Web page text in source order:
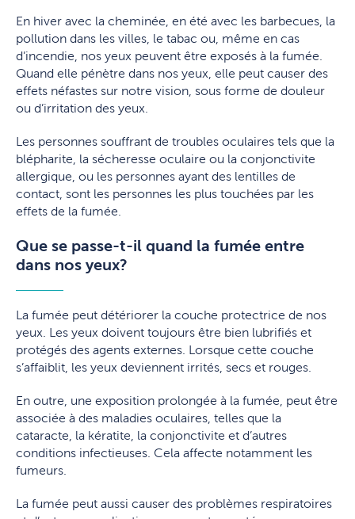
En hiver avec la cheminée, en été avec les barbecues, la
pollution dans les villes, le tabac ou, même en cas
d’incendie, nos yeux peuvent être exposés à la fumée.
Quand elle pénètre dans nos yeux, elle peut causer des
effets néfastes sur notre vision, sous forme de douleur
ou d’irritation des yeux.
Les personnes souffrant de troubles oculaires tels que la
blépharite, la sécheresse oculaire ou la conjonctivite
allergique, ou les personnes ayant des lentilles de
contact, sont les personnes les plus touchées par les
effets de la fumée.
Que se passe-t-il quand la fumée entre
dans nos yeux?
La fumée peut détériorer la couche protectrice de nos
yeux. Les yeux doivent toujours être bien lubrifiés et
protégés des agents externes. Lorsque cette couche
s’affaiblit, les yeux deviennent irrités, secs et rouges.
En outre, une exposition prolongée à la fumée, peut être
associée à des maladies oculaires, telles que la
cataracte, la kératite, la conjonctivite et d’autres
conditions infectieuses. Cela affecte notamment les
fumeurs.
La fumée peut aussi causer des problèmes respiratoires